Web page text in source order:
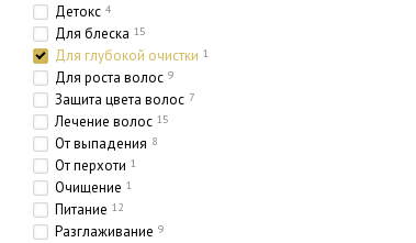
Детокс 4
Для блеска 15
Для глубокой очистки 1
Для роста волос 9
Защита цвета волос 7
Лечение волос 15
От выпадения 8
От перхоти 1
Очищение 1
Питание 12
Разглаживание 9